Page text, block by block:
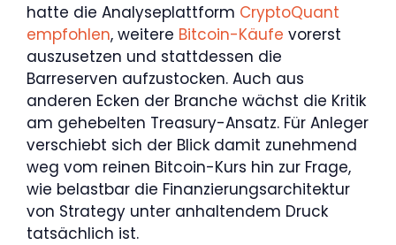
hatte die Analyseplattform CryptoQuant
empfohlen, weitere Bitcoin-Käufe vorerst
auszusetzen und stattdessen die
Barreserven aufzustocken. Auch aus
anderen Ecken der Branche wächst die Kritik
am gehebelten Treasury-Ansatz. Für Anleger
verschiebt sich der Blick damit zunehmend
weg vom reinen Bitcoin-Kurs hin zur Frage,
wie belastbar die Finanzierungsarchitektur
von Strategy unter anhaltendem Druck
tatsächlich ist.